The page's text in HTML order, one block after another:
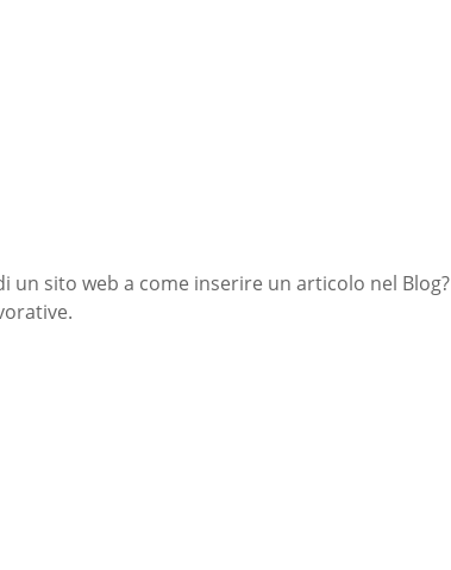
un sito web a come inserire un articolo nel Blog?